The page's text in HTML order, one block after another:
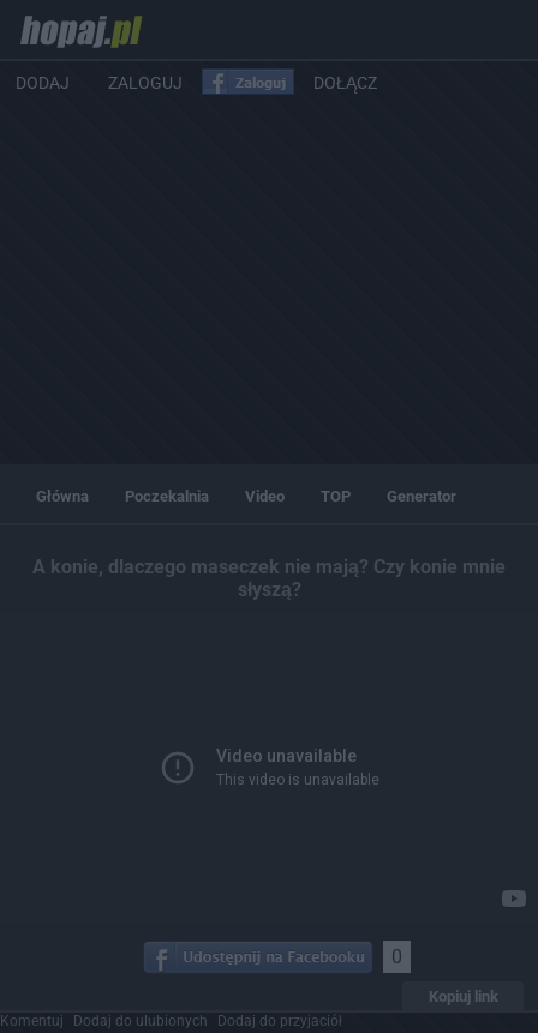
DODAJ ZALOGUJ DOŁĄCZ
Główna Poczekalnia Video TOP Generator
A konie, dlaczego maseczek nie mają? Czy konie mnie
słyszą?
0
Kopiuj link
Komentuj Dodaj do ulubionych Dodaj do przyjaciół